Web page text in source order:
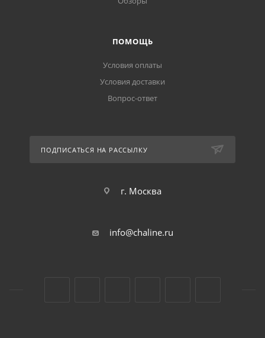
ПОМОЩЬ
Условия оплаты
Условия доставки
Вопрос-ответ
ПОДПИСАТЬСЯ НА РАССЫЛКУ
г. Москва
info@chaline.ru